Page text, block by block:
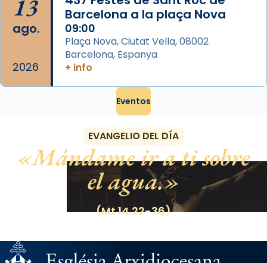
13
ago.
2026
Barcelona a la plaça Nova
09:00
Plaça Nova, Ciutat Vella, 08002
Barcelona, Espanya
+ info
Eventos
EVANGELIO DEL DÍA
Mándame ir a ti sobre
el agua.
(Mt 14,22-36)